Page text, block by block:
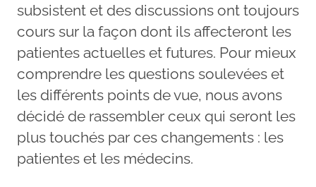
subsistent et des discussions ont toujours
cours sur la façon dont ils affecteront les
patientes actuelles et futures. Pour mieux
comprendre les questions soulevées et
les différents points de vue, nous avons
décidé de rassembler ceux qui seront les
plus touchés par ces changements : les
patientes et les médecins.